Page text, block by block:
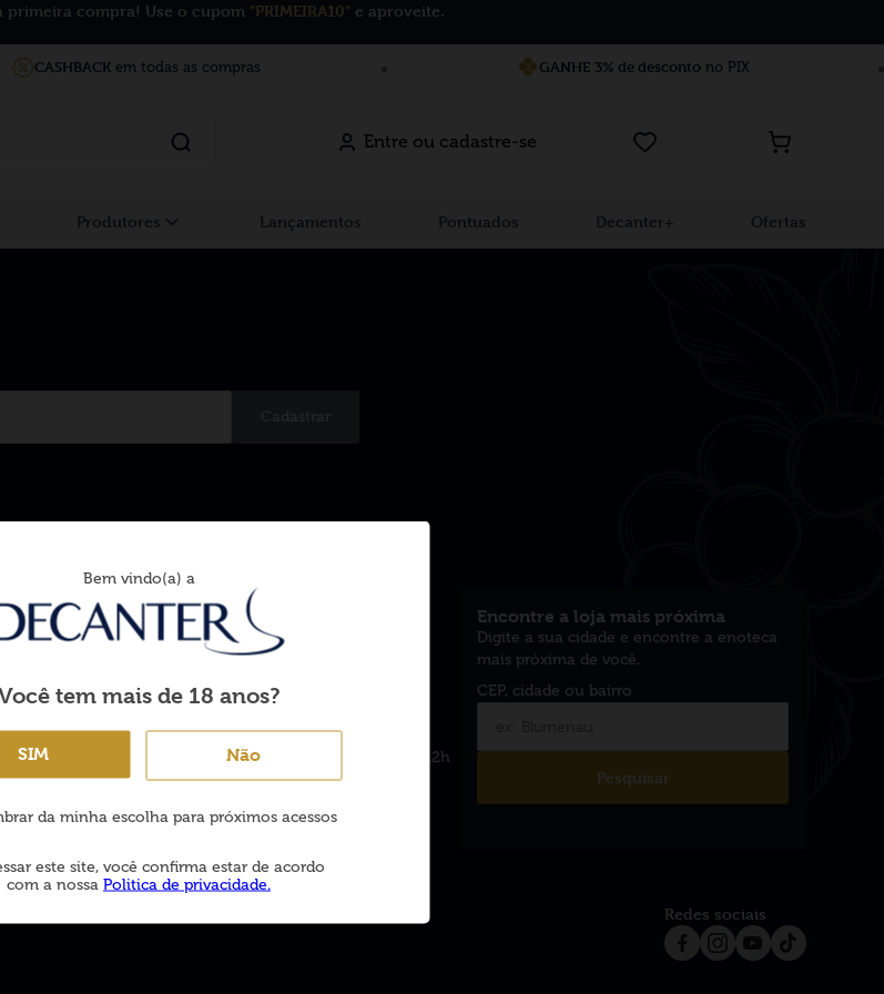
primeira compra! Use o cupom "PRIMEIRA10" e aproveite.
CASHBACKem todas as compras GANHE 3% de descontono PIX
Entre ou cadastre-se
Produtores Lançamentos Pontuados Decanter+ Ofertas
Bem vindo(a) a
tem mais de 18 anos?
SIM Não
da minha escolha para próximos acessos
este site, você confirma estar de acordo
com a nossa Politica de privacidade.
do cliente
de Desejos
Meu Pedido
Atendimento
(47) 3326-0111
Segunda a sexta das 08h às 12h
e das 13h30 às 18h00
Encontre a loja mais próxima
Digite a sua cidade e encontre a enoteca
mais próxima de você.
Pesquisar
Redes sociais